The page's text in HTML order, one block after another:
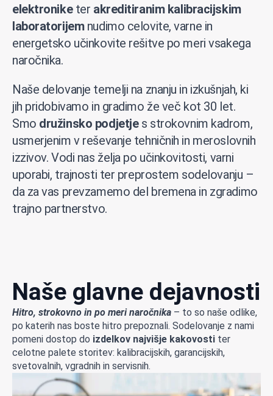
elektroniketer akreditiranim kalibracijskim
laboratorijemnudimo celovite, varne in
energetsko učinkovite rešitve po meri vsakega
naročnika.
Naše delovanje temelji na znanju in izkušnjah, ki
jih pridobivamo in gradimo že več kot 30 let.
Smo družinsko podjetjes strokovnim kadrom,
usmerjenim v reševanje tehničnih in meroslovnih
izzivov. Vodi nas želja po učinkovitosti, varni
uporabi, trajnosti ter preprostem sodelovanju –
da za vas prevzamemo del bremena in zgradimo
trajno partnerstvo.
Naše glavne dejavnosti
Hitro, strokovno in po meri naročnika – to so naše odlike,
po katerih nas boste hitro prepoznali. Sodelovanje z nami
pomeni dostop do izdelkov najvišje kakovosti ter
celotne palete storitev: kalibracijskih, garancijskih,
svetovalnih, vgradnih in servisnih.